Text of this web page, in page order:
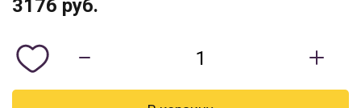
3176 руб.